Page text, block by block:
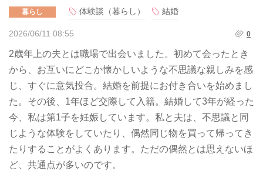
暮らし 体験談（暮らし） 結婚
2026/06/11 08:55 0
2歳年上の夫とは職場で出会いました。初めて会ったとき
から、お互いにどこか懐かしいような不思議な親しみを感
じ、すぐに意気投合。結婚を前提にお付き合いを始めまし
た。その後、1年ほど交際して入籍。結婚して3年が経った
今、私は第1子を妊娠しています。私と夫は、不思議と同
じような体験をしていたり、偶然同じ物を買って帰ってき
たりすることがよくあります。ただの偶然とは思えないほ
ど、共通点が多いのです。